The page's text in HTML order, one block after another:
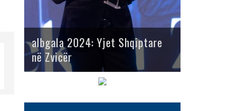
albgala 2024: Yjet Shqiptare
në Zvicër